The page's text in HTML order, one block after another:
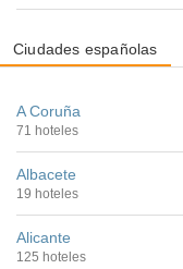
Ciudades españolas
A Coruña
71 hoteles
Albacete
19 hoteles
Alicante
125 hoteles